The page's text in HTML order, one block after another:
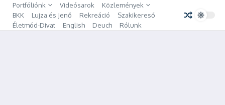
Ugrás a tartalomhoz
Portfóliónk Videósarok
Közlemények
BKK
Lujza és Jenő Rekreáció
Szakikereső
Életmód-Divat
English Deuch Rólunk